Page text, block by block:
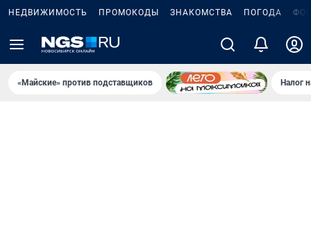
НЕДВИЖИМОСТЬ ПРОМОКОДЫ ЗНАКОМСТВА ПОГОДА
«Майские» против подставщиков Налог